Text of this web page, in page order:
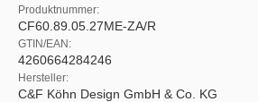
Produktnummer:
CF60.89.05.27ME-ZA/R
GTIN/EAN:
4260664284246
Hersteller:
C&F Köhn Design GmbH & Co. KG